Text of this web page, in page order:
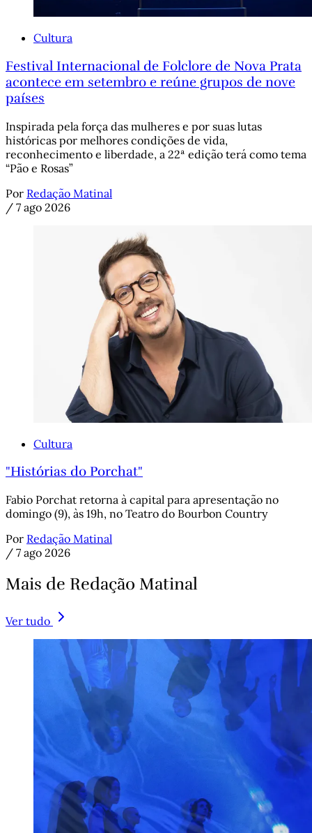
Cultura
Festival Internacional de Folclore de Nova Prata
acontece em setembro e reúne grupos de nove
países
Inspirada pela força das mulheres e por suas lutas
históricas por melhores condições de vida,
reconhecimento e liberdade, a 22ª edição terá como tema
“Pão e Rosas”
Por Redação Matinal
/ 7 ago 2026
Cultura
"Histórias do Porchat"
Fabio Porchat retorna à capital para apresentação no
domingo (9), às 19h, no Teatro do Bourbon Country
Por Redação Matinal
/ 7 ago 2026
Mais de Redação Matinal
Ver tudo